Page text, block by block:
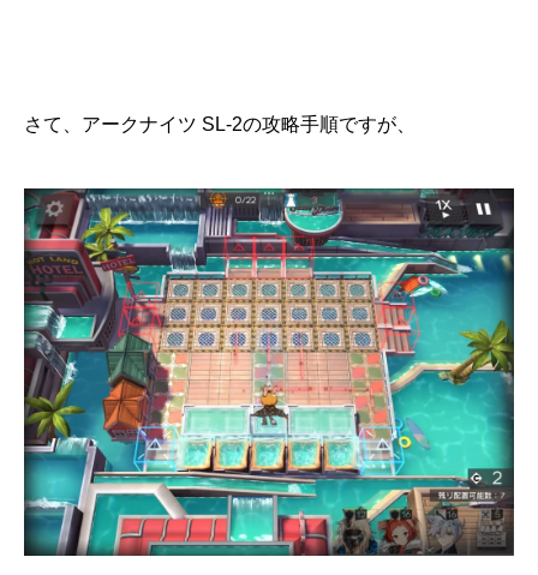
さて、アークナイツ SL-2の攻略手順ですが、